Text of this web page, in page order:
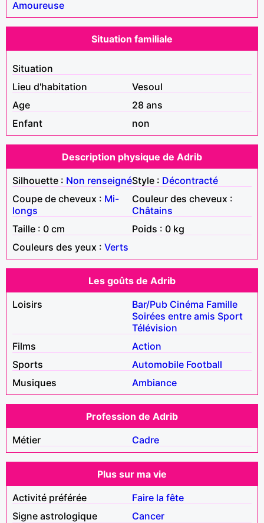
Amoureuse
Situation familiale
Situation
Lieu d'habitation
Vesoul
Age
28 ans
Enfant
non
Description physique de Adrib
Silhouette : Non renseignéStyle : Décontracté
Coupe de cheveux : Mi-
longs
Couleur des cheveux :
Châtains
Taille : 0 cm
Poids : 0 kg
Couleurs des yeux : Verts
Les goûts de Adrib
Loisirs
Bar/Pub Cinéma Famille
Soirées entre amis Sport
Télévision
Films
Action
Sports
Automobile Football
Musiques
Ambiance
Profession de Adrib
Métier
Cadre
Plus sur ma vie
Activité préférée
Faire la fête
Signe astrologique
Cancer